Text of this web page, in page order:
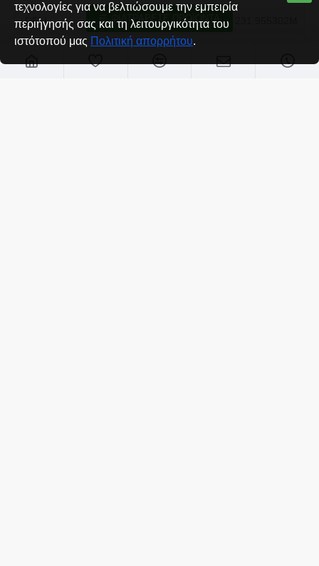
DELI
ΔΙΑΦΑΝΟΣ ΜΠΛΕ
τεχνολογίες για να βελτιώσουμε την εμπειρία
περιήγησής σας και τη λειτουργικότητα του
ιστότοπού μας Πολιτική απορρήτου.
ΦΙΛΤΡΆΡΕΤΕ ΠΡΟΪΌΝΤΑ